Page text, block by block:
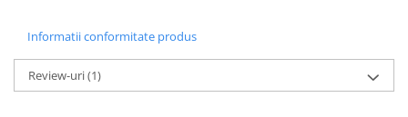
Informatii conformitate produs
Review-uri(1)